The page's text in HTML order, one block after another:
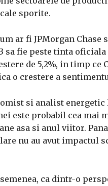
sporite.
ar fi JPMorgan Chase
sa fie peste tinta
de 5,2%, in timp ce
o crestere a
si analist
este probabil cea mai
asa si anul viitor.
nu au avut impactul
ca dintr-o